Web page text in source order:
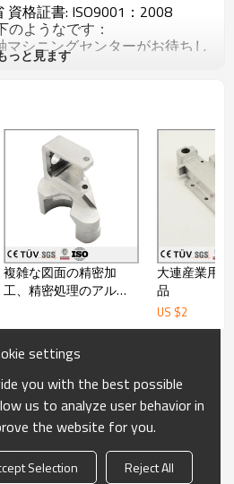
資格証書: ISO9001：2008
ようなです：
マシニングセンターがお待ちし
なDMG製のECOTUM450
台以上をお持ちしておりま
コントロール致し、部品ごと
流れ記録表を付けております。
セスに関しまして、かなり厳し
は加工員が必ず製作致しながら
ク致し、こうすれば、加工員の
員の検査があります。
たら、一個ずつ図面にある寸法
検査を致します。
日本ミツトヨ製のオリジナル
なので、、検査の精度をよく保
製の全自動三次元測定機、二
ジ、表面粗さ測定機などをお持
場であります、貿易会社では
際な製品の品質の構成単価であ
ご保証致す上には、単価をよ
で、単価が安くなります、中
も減少致します。
但し、自分の貿易部門をお持
っと見ます
複雑な図面の精密加
工、精密処理のアルミ
大連産業用
品
US $2
settings
you with the best possible
us to analyze user behavior in
the website for you.
Selection Reject All